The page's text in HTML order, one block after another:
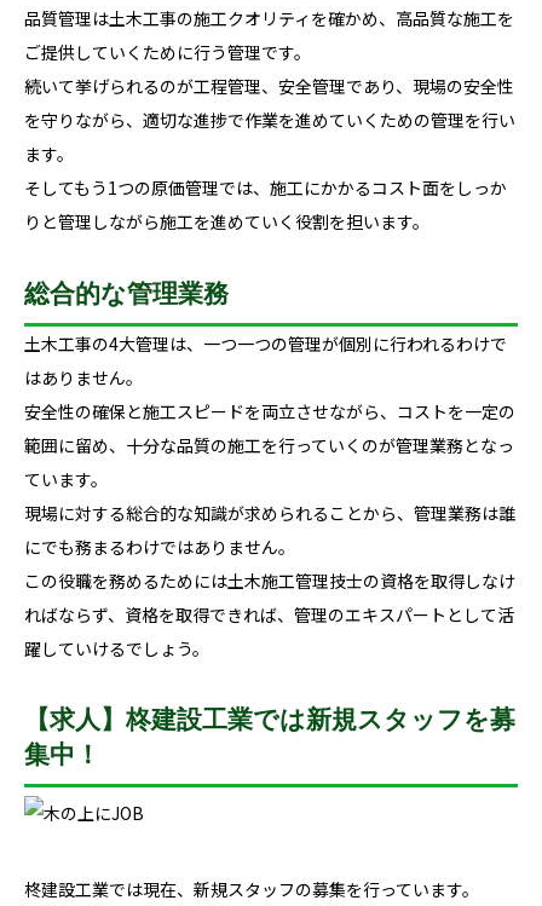
品質管理は土木工事の施工クオリティを確かめ、高品質な施工を
ご提供していくために行う管理です。
続いて挙げられるのが工程管理、安全管理であり、現場の安全性
を守りながら、適切な進捗で作業を進めていくための管理を行い
ます。
そしてもう1つの原価管理では、施工にかかるコスト面をしっか
りと管理しながら施工を進めていく役割を担います。
総合的な管理業務
土木工事の4大管理は、一つ一つの管理が個別に行われるわけで
はありません。
安全性の確保と施工スピードを両立させながら、コストを一定の
範囲に留め、十分な品質の施工を行っていくのが管理業務となっ
ています。
現場に対する総合的な知識が求められることから、管理業務は誰
にでも務まるわけではありません。
この役職を務めるためには土木施工管理技士の資格を取得しなけ
ればならず、資格を取得できれば、管理のエキスパートとして活
躍していけるでしょう。
【求人】柊建設工業では新規スタッフを募
集中！
柊建設工業では現在、新規スタッフの募集を行っています。